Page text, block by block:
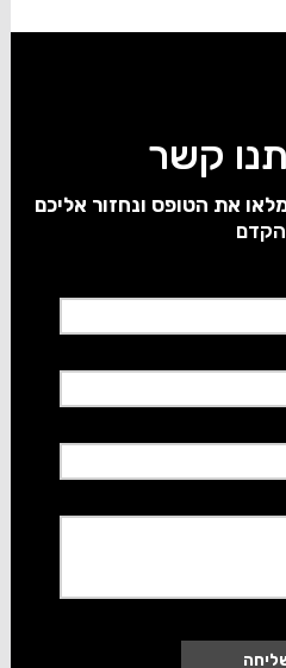
קשר
את הטופס ונחזור אליכם